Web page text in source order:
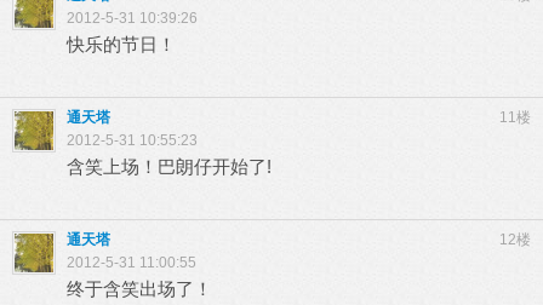
2012-5-31 10:39:26
快乐的节日！
11楼
通天塔
2012-5-31 10:55:23
含笑上场！巴朗仔开始了!
12楼
通天塔
2012-5-31 11:00:55
终于含笑出场了！